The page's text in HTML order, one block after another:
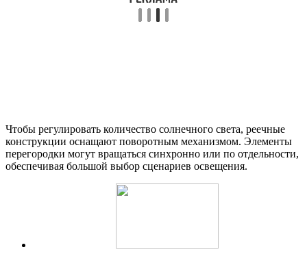
Чтобы регулировать количество солнечного света, реечные
конструкции оснащают поворотным механизмом. Элементы
перегородки могут вращаться синхронно или по отдельности,
обеспечивая большой выбор сценариев освещения.